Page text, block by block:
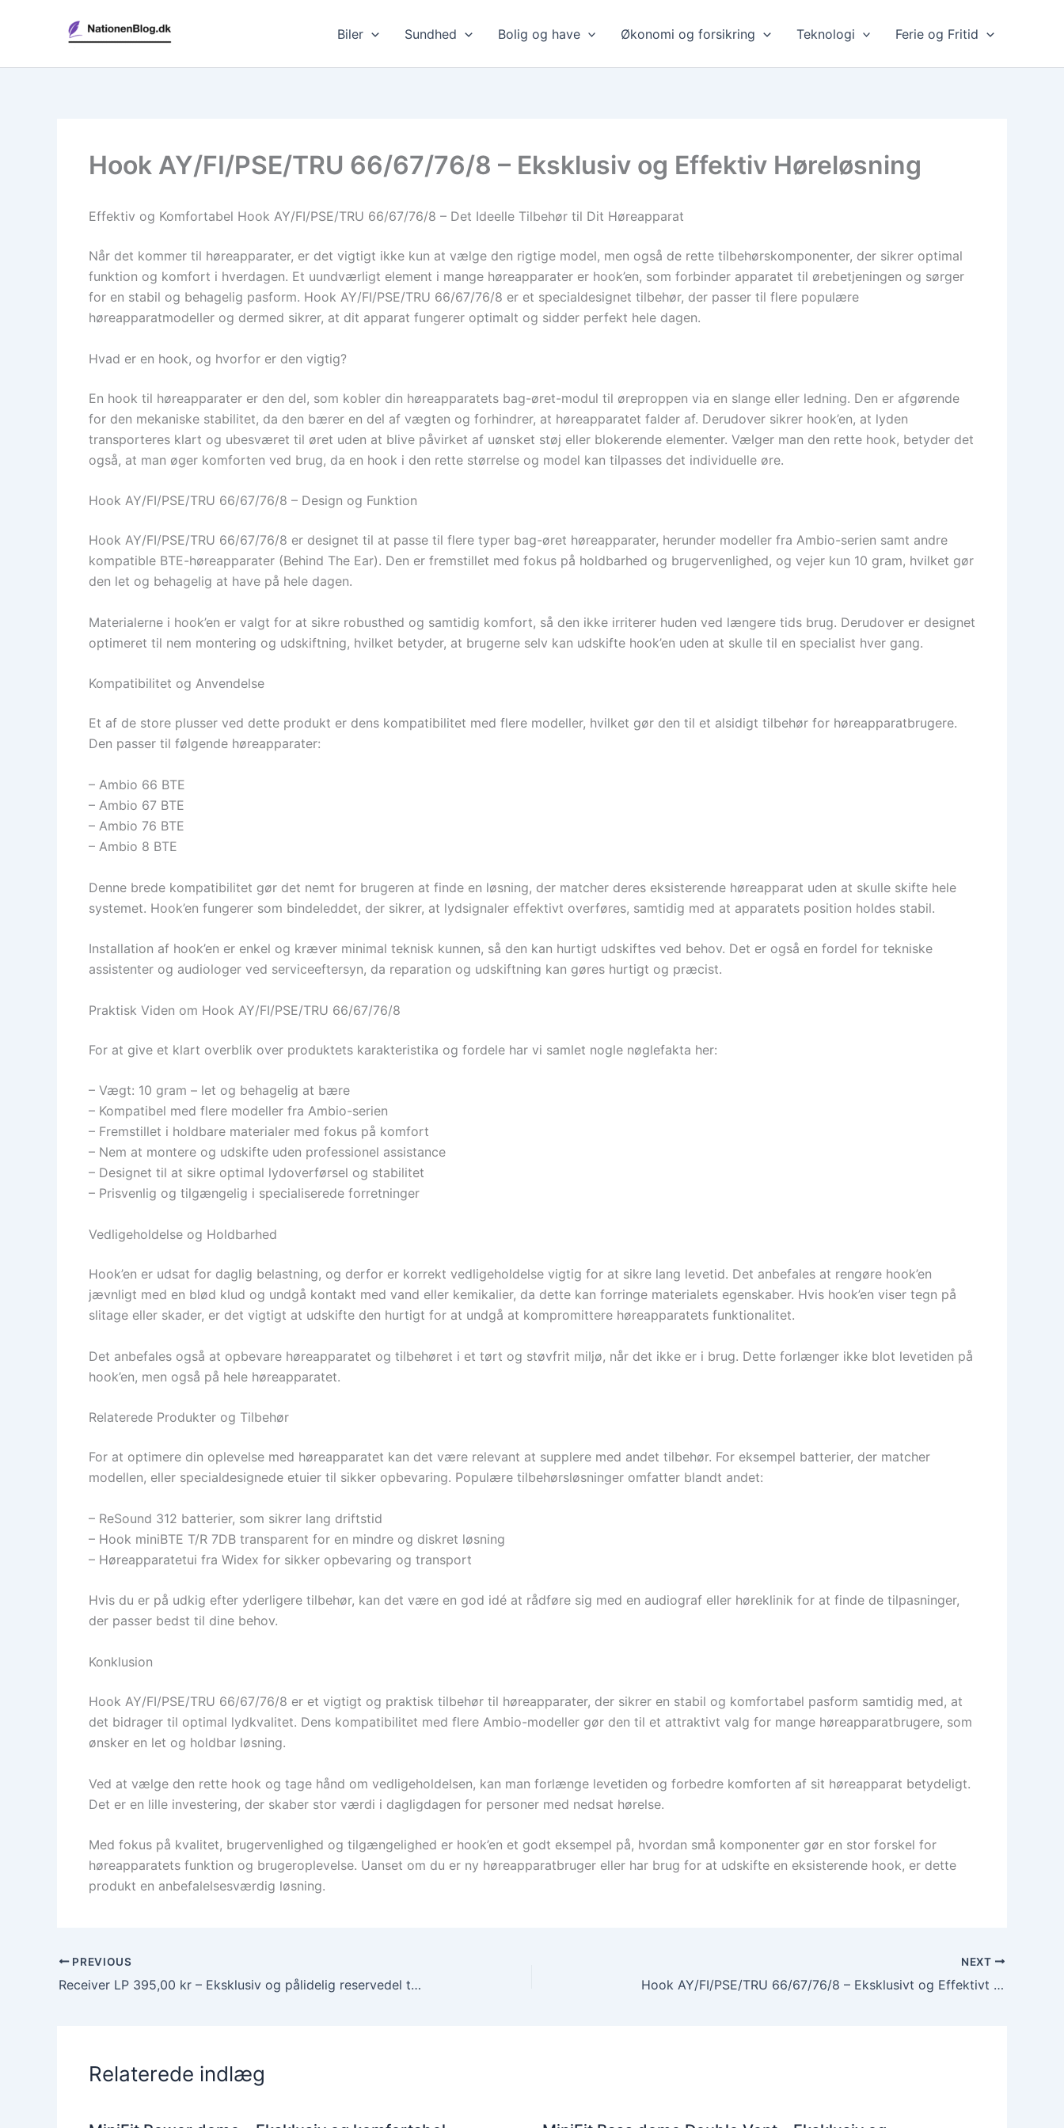
Biler Sundhed Bolig og have Økonomi og forsikring Teknologi Ferie og Fritid
Hook AY/FI/PSE/TRU 66/67/76/8 – Eksklusiv og Effektiv Høreløsning
Effektiv og Komfortabel Hook AY/FI/PSE/TRU 66/67/76/8 – Det Ideelle Tilbehør til Dit Høreapparat
Når det kommer til høreapparater, er det vigtigt ikke kun at vælge den rigtige model, men også de rette tilbehørskomponenter, der sikrer optimal
funktion og komfort i hverdagen. Et uundværligt element i mange høreapparater er hook’en, som forbinder apparatet til ørebetjeningen og sørger
for en stabil og behagelig pasform. Hook AY/FI/PSE/TRU 66/67/76/8 er et specialdesignet tilbehør, der passer til flere populære
høreapparatmodeller og dermed sikrer, at dit apparat fungerer optimalt og sidder perfekt hele dagen.
Hvad er en hook, og hvorfor er den vigtig?
En hook til høreapparater er den del, som kobler din høreapparatets bag-øret-modul til øreproppen via en slange eller ledning. Den er afgørende
for den mekaniske stabilitet, da den bærer en del af vægten og forhindrer, at høreapparatet falder af. Derudover sikrer hook’en, at lyden
transporteres klart og ubesværet til øret uden at blive påvirket af uønsket støj eller blokerende elementer. Vælger man den rette hook, betyder det
også, at man øger komforten ved brug, da en hook i den rette størrelse og model kan tilpasses det individuelle øre.
Hook AY/FI/PSE/TRU 66/67/76/8 – Design og Funktion
Hook AY/FI/PSE/TRU 66/67/76/8 er designet til at passe til flere typer bag-øret høreapparater, herunder modeller fra Ambio-serien samt andre
kompatible BTE-høreapparater (Behind The Ear). Den er fremstillet med fokus på holdbarhed og brugervenlighed, og vejer kun 10 gram, hvilket gør
den let og behagelig at have på hele dagen.
Materialerne i hook’en er valgt for at sikre robusthed og samtidig komfort, så den ikke irriterer huden ved længere tids brug. Derudover er designet
optimeret til nem montering og udskiftning, hvilket betyder, at brugerne selv kan udskifte hook’en uden at skulle til en specialist hver gang.
Kompatibilitet og Anvendelse
Et af de store plusser ved dette produkt er dens kompatibilitet med flere modeller, hvilket gør den til et alsidigt tilbehør for høreapparatbrugere.
Den passer til følgende høreapparater:
– Ambio 66 BTE
– Ambio 67 BTE
– Ambio 76 BTE
– Ambio 8 BTE
Denne brede kompatibilitet gør det nemt for brugeren at finde en løsning, der matcher deres eksisterende høreapparat uden at skulle skifte hele
systemet. Hook’en fungerer som bindeleddet, der sikrer, at lydsignaler effektivt overføres, samtidig med at apparatets position holdes stabil.
Installation af hook’en er enkel og kræver minimal teknisk kunnen, så den kan hurtigt udskiftes ved behov. Det er også en fordel for tekniske
assistenter og audiologer ved serviceeftersyn, da reparation og udskiftning kan gøres hurtigt og præcist.
Praktisk Viden om Hook AY/FI/PSE/TRU 66/67/76/8
For at give et klart overblik over produktets karakteristika og fordele har vi samlet nogle nøglefakta her:
– Vægt: 10 gram – let og behagelig at bære
– Kompatibel med flere modeller fra Ambio-serien
– Fremstillet i holdbare materialer med fokus på komfort
– Nem at montere og udskifte uden professionel assistance
– Designet til at sikre optimal lydoverførsel og stabilitet
– Prisvenlig og tilgængelig i specialiserede forretninger
Vedligeholdelse og Holdbarhed
Hook’en er udsat for daglig belastning, og derfor er korrekt vedligeholdelse vigtig for at sikre lang levetid. Det anbefales at rengøre hook’en
jævnligt med en blød klud og undgå kontakt med vand eller kemikalier, da dette kan forringe materialets egenskaber. Hvis hook’en viser tegn på
slitage eller skader, er det vigtigt at udskifte den hurtigt for at undgå at kompromittere høreapparatets funktionalitet.
Det anbefales også at opbevare høreapparatet og tilbehøret i et tørt og støvfrit miljø, når det ikke er i brug. Dette forlænger ikke blot levetiden på
hook’en, men også på hele høreapparatet.
Relaterede Produkter og Tilbehør
For at optimere din oplevelse med høreapparatet kan det være relevant at supplere med andet tilbehør. For eksempel batterier, der matcher
modellen, eller specialdesignede etuier til sikker opbevaring. Populære tilbehørsløsninger omfatter blandt andet:
– ReSound 312 batterier, som sikrer lang driftstid
– Hook miniBTE T/R 7DB transparent for en mindre og diskret løsning
– Høreapparatetui fra Widex for sikker opbevaring og transport
Hvis du er på udkig efter yderligere tilbehør, kan det være en god idé at rådføre sig med en audiograf eller høreklinik for at finde de tilpasninger,
der passer bedst til dine behov.
Konklusion
Hook AY/FI/PSE/TRU 66/67/76/8 er et vigtigt og praktisk tilbehør til høreapparater, der sikrer en stabil og komfortabel pasform samtidig med, at
det bidrager til optimal lydkvalitet. Dens kompatibilitet med flere Ambio-modeller gør den til et attraktivt valg for mange høreapparatbrugere, som
ønsker en let og holdbar løsning.
Ved at vælge den rette hook og tage hånd om vedligeholdelsen, kan man forlænge levetiden og forbedre komforten af sit høreapparat betydeligt.
Det er en lille investering, der skaber stor værdi i dagligdagen for personer med nedsat hørelse.
Med fokus på kvalitet, brugervenlighed og tilgængelighed er hook’en et godt eksempel på, hvordan små komponenter gør en stor forskel for
høreapparatets funktion og brugeroplevelse. Uanset om du er ny høreapparatbruger eller har brug for at udskifte en eksisterende hook, er dette
produkt en anbefalelsesværdig løsning.
PREVIOUS
Receiver LP 395,00 kr – Eksklusiv og pålidelig reservedel til høreapparat
NEXT
Hook AY/FI/PSE/TRU 66/67/76/8 – Eksklusivt og Effektivt Høreapparat
Relaterede indlæg